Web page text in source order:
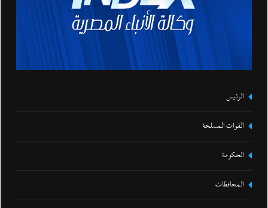
الرئيس
القوات المسلحة
الحكومة
المحافظات